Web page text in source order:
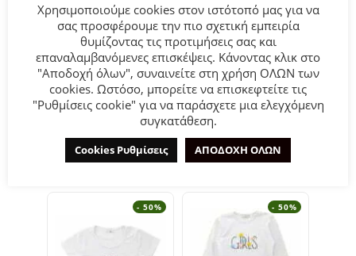
Σύνθεση:95% COTTON-5% ELASTAN.
ΣΥΜΒΟΥΛΕΣ
Πλένεται στο πλυντήριο στους 30°C.
ΣΧΕΤΙΚΆ ΠΡΟΪΌΝΤΑ
- 50% - 50%
Χρησιμοποιούμε cookies στον ιστότοπό μας για να
σας προσφέρουμε την πιο σχετική εμπειρία
θυμίζοντας τις προτιμήσεις σας και
επαναλαμβανόμενες επισκέψεις. Κάνοντας κλικ στο
"Αποδοχή όλων", συναινείτε στη χρήση ΟΛΩΝ των
cookies. Ωστόσο, μπορείτε να επισκεφτείτε τις
"Ρυθμίσεις cookie" για να παράσχετε μια ελεγχόμενη
συγκατάθεση.
Cookies Ρυθμίσεις ΑΠΟΔΟΧΗ ΟΛΩΝ